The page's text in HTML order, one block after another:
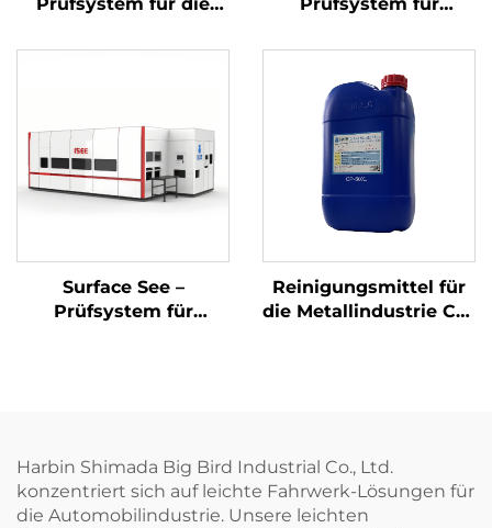
Prüfsystem für die
Motors
Prüfsystem für
Bohrungsinnenwänden
Surface See –
Prüfsystem für
Reinigungsmittel für
die Metallindustrie CP-
Harbin Shimada Big Bird Industrial Co., Ltd.
konzentriert sich auf leichte Fahrwerk-Lösungen für
die Automobilindustrie. Unsere leichten